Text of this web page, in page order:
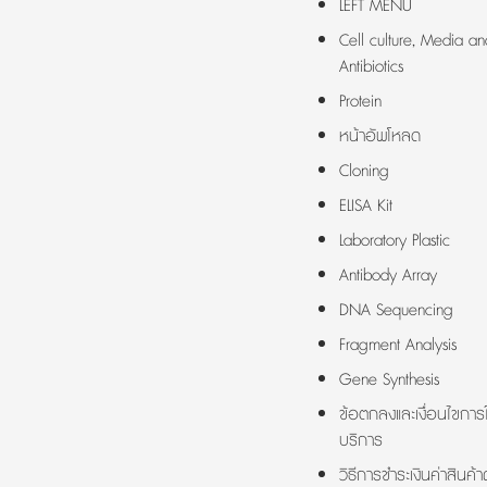
LEFT MENU
Cell culture, Media
Antibiotics
Protein
หน้าอัพโหลด
Cloning
ELISA Kit
Laboratory Plastic
Antibody Array
DNA Sequencing
Fragment Analysis
Gene Synthesis
ข้อตกลงและเงื่อนไขการ
บริการ
วิธีการชำระเงินค่าสินค้